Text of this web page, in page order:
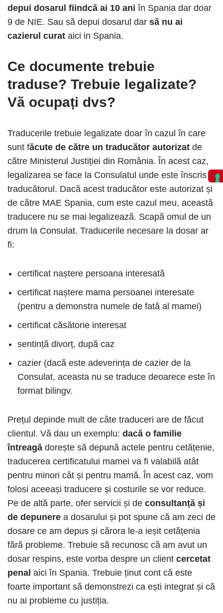
depui dosarul fiindcă ai 10 ani în Spania dar doar
9 de NIE. Sau să depui dosarul dar să nu ai
cazierul curat aici in Spania.
Ce documente trebuie
traduse? Trebuie legalizate?
Vă ocupați dvs?
Traducerile trebuie legalizate doar în cazul în care
sunt făcute de către un traducător autorizat de
către Ministerul Justiției din România. În acest caz,
legalizarea se face la Consulatul unde este înscris
traducătorul. Dacă acest traducător este autorizat și
de către MAE Spania, cum este cazul meu, această
traducere nu se mai legalizează. Scapă omul de un
drum la Consulat. Traducerile necesare la dosar ar
fi:
certificat naștere persoana interesată
certificat naștere mama persoanei interesate
(pentru a demonstra numele de fată al mamei)
certificat căsătorie interesat
sentință divorț, după caz
cazier (dacă este adeverința de cazier de la
Consulat, aceasta nu se traduce deoarece este în
format bilingv.
Prețul depinde mult de câte traduceri are de făcut
clientul. Vă dau un exemplu: dacă o familie
întreagă dorește să depună actele pentru cetățenie,
traducerea certificatului mamei va fi valabilă atât
pentru minori cât și pentru mamă. În acest caz, vom
folosi aceeași traducere și costurile se vor reduce.
Pe de altă parte, ofer servicii și de consultanță și
de depunere a dosarului și pot spune că am zeci de
dosare ce am depus și cărora le-a ieșit cetățenia
fără probleme. Trebuie să recunosc că am avut un
dosar respins, este vorba despre un client cercetat
penal aici în Spania. Trebuie ținut cont că este
foarte important să demonstrezi ca ești integrat și că
nu ai probleme cu justiția.